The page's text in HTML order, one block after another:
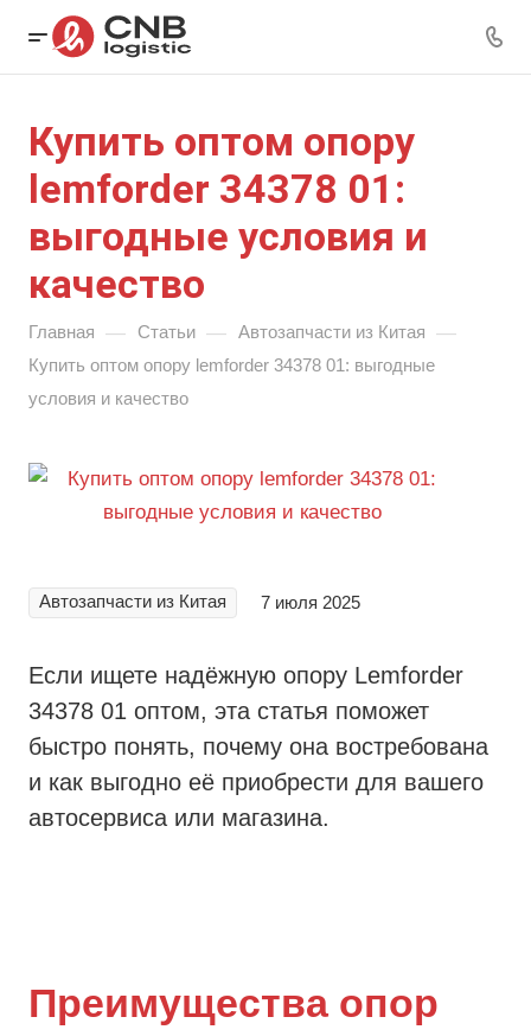
Купить оптом опору
lemforder 34378 01:
выгодные условия и
качество
Главная — Статьи — Автозапчасти из Китая —
Купить оптом опору lemforder 34378 01: выгодные
условия и качество
Автозапчасти из Китая 7 июля 2025
Если ищете надёжную опору Lemforder
34378 01 оптом, эта статья поможет
быстро понять, почему она востребована
и как выгодно её приобрести для вашего
автосервиса или магазина.
Преимущества опор